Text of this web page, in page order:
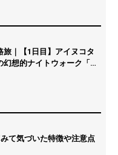
｜【1日目】アイヌコタ
想的ナイトウォーク「カ
て気づいた特徴や注意点